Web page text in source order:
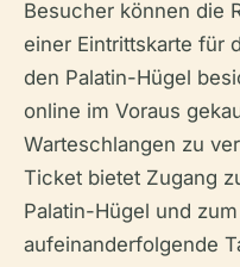
Besucher können die
einer Eintrittskarte für
den Palatin-Hügel
online im Voraus
Warteschlangen zu
Ticket bietet Zugang
Palatin-Hügel und
aufeinanderfolgende